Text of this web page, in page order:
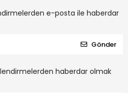
e-posta ile haberdar
Gönder
haberdar olmak